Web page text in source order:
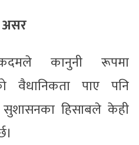
असर
कदमले कानुनी रूपमा
वैधानिकता पाए पनि
हिसाबले केही